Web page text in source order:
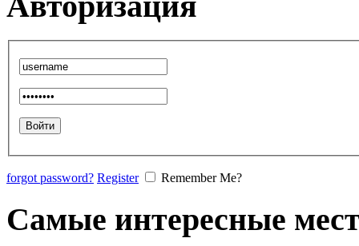
forgot password? Register Remember Me?
Самые интересные